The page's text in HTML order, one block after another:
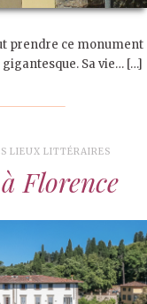
prendre ce monument
Sa vie… […]
LIEUX LITTÉRAIRES
Florence